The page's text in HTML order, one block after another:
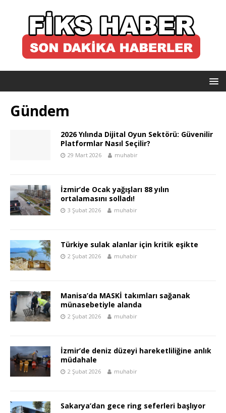
Gündem
2026 Yılında Dijital Oyun Sektörü: Güvenilir
Platformlar Nasıl Seçilir?
29 Mart 2026 muhabir
İzmir’de Ocak yağışları 88 yılın
ortalamasını solladı!
3 Şubat 2026 muhabir
Türkiye sulak alanlar için kritik eşikte
2 Şubat 2026 muhabir
Manisa’da MASKİ takımları sağanak
münasebetiyle alanda
2 Şubat 2026 muhabir
İzmir’de deniz düzeyi hareketliliğine anlık
müdahale
2 Şubat 2026 muhabir
Sakarya’dan gece ring seferleri başlıyor